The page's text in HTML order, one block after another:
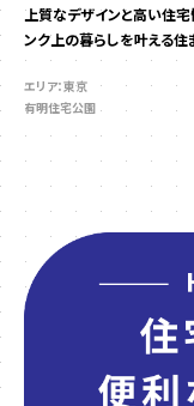
上質なデザインと高い住宅
ンク上の暮らしを叶える住
エリア：東京
有明住宅公園